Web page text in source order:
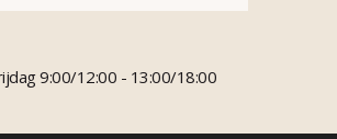
9:00/12:00 - 13:00/18:00